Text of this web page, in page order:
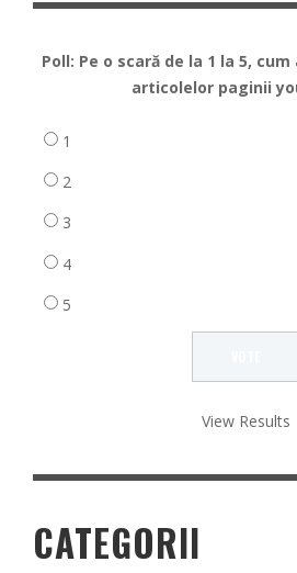
Poll: Pe o scară de la 1 la 5,
articolelor paginii
1
2
3
4
5
View Results
CATEGORII